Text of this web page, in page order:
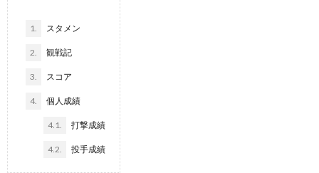
1. スタメン
2. 観戦記
3. スコア
4. 個人成績
4.1. 打撃成績
4.2. 投手成績